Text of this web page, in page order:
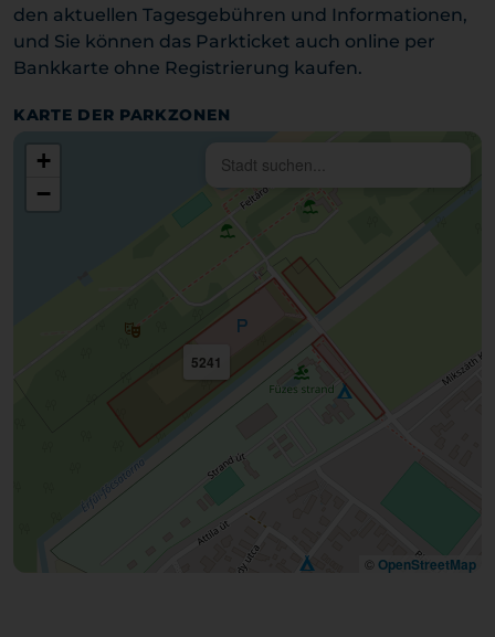
den aktuellen Tagesgebühren und Informationen,
und Sie können das Parkticket auch online per
Bankkarte ohne Registrierung kaufen.
KARTE DER PARKZONEN
5241
+
−
© OpenStreetMap